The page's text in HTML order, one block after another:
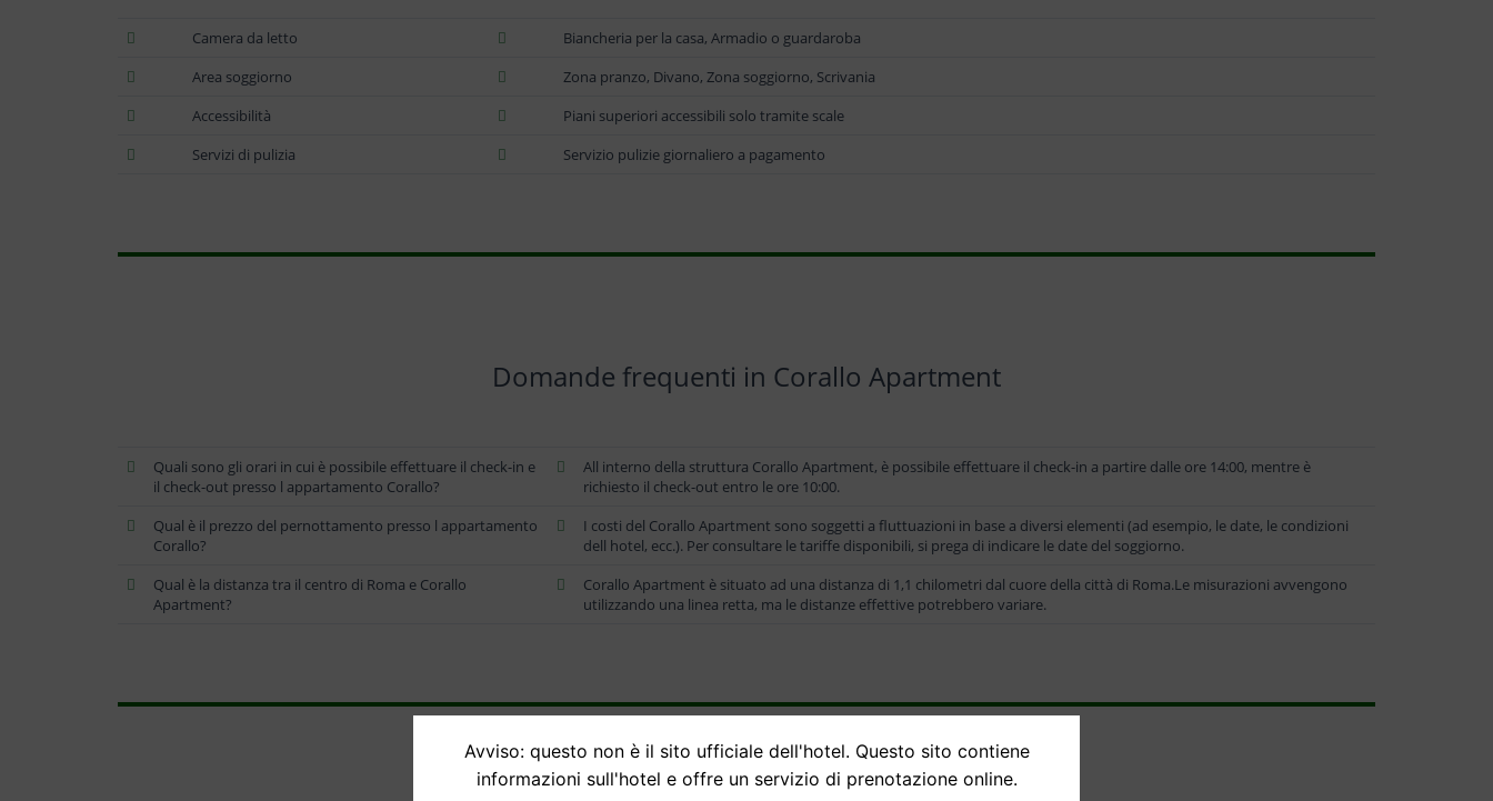
Camera da letto
Biancheria per la casa, Armadio o guardaroba
Area soggiorno
Zona pranzo, Divano, Zona soggiorno, Scrivania
Accessibilità
Piani superiori accessibili solo tramite scale
Servizi di pulizia
Servizio pulizie giornaliero a pagamento
Domande frequenti in Corallo Apartment
Quali sono gli orari in cui è possibile effettuare il check-in e
il check-out presso l appartamento Corallo?
All interno della struttura Corallo Apartment, è possibile effettuare il check-in a partire dalle ore 14:00, mentre è
richiesto il check-out entro le ore 10:00.
Qual è il prezzo del pernottamento presso l appartamento
Corallo?
I costi del Corallo Apartment sono soggetti a fluttuazioni in base a diversi elementi (ad esempio, le date, le condizioni
dell hotel, ecc.). Per consultare le tariffe disponibili, si prega di indicare le date del soggiorno.
Qual è la distanza tra il centro di Roma e Corallo
Apartment?
Corallo Apartment è situato ad una distanza di 1,1 chilometri dal cuore della città di Roma.Le misurazioni avvengono
utilizzando una linea retta, ma le distanze effettive potrebbero variare.
Avviso: questo non è il sito ufficiale dell'hotel. Questo sito contiene
informazioni sull'hotel e offre un servizio di prenotazione online.